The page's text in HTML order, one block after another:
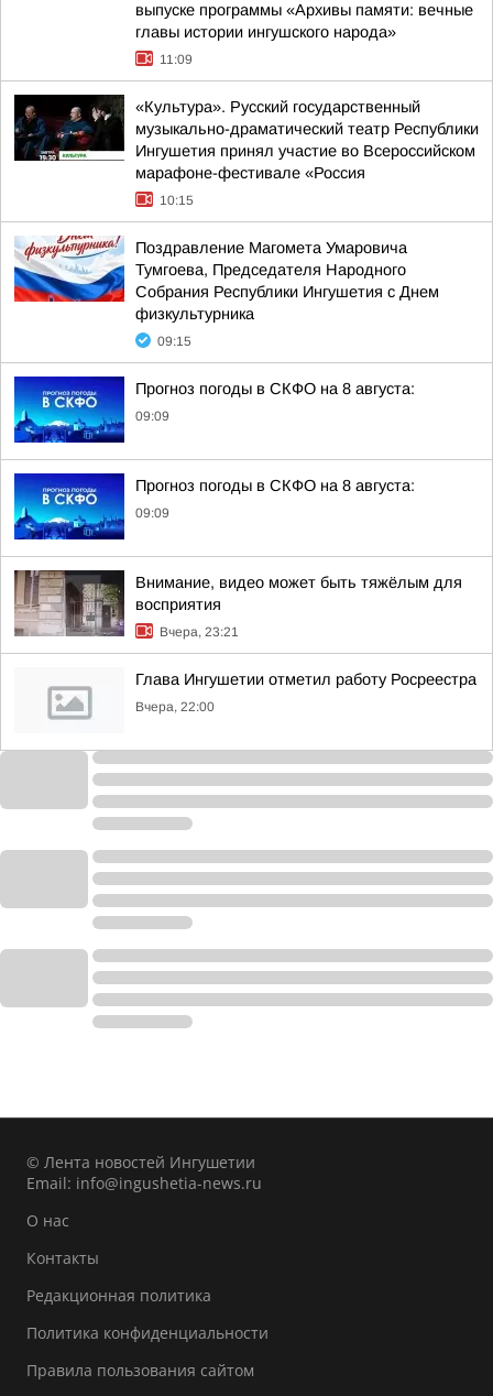
выпуске программы «Архивы памяти: вечные
главы истории ингушского народа»
11:09
«Культура». Русский государственный
музыкально-драматический театр Республики
Ингушетия принял участие во Всероссийском
марафоне-фестивале «Россия
10:15
Поздравление Магомета Умаровича
Тумгоева, Председателя Народного
Собрания Республики Ингушетия с Днем
физкультурника
09:15
Прогноз погоды в СКФО на 8 августа:
09:09
Прогноз погоды в СКФО на 8 августа:
09:09
Внимание, видео может быть тяжёлым для
восприятия
Вчера, 23:21
Глава Ингушетии отметил работу Росреестра
Вчера, 22:00
© Лента новостей Ингушетии
Email: info@ingushetia-news.ru
О нас
Контакты
Редакционная политика
Политика конфиденциальности
Правила пользования сайтом